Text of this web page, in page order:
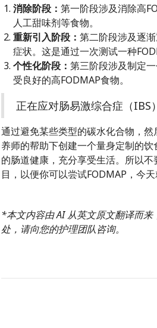
消除阶段： 第一阶段涉及消除高
人工甜味剂等食物。
重新引入阶段： 第二阶段涉及逐
症状。这是通过一次测试一种
个性化阶段： 第三阶段涉及制定
受良好的高FODMAP食物。
正在应对肠易激综合症（IBS
通过避免某些类型的碳水化合物，
养师的帮助下创建一个量身定制的
的肠道健康，充分享受生活。所以
目，以便你可以尝试FODMAP，今
*本文内容由 AI 从英文原文翻译而
处，请向您的护理团队咨询。